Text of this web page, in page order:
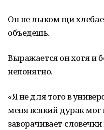
Он не лыком щи
объедешь.
Выражается он хотя и
непонятно.
«Я не для того в
меня всякий дурак мог
заворачивает